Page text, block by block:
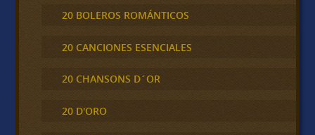
20 BOLEROS ROMÁNTICOS
20 CANCIONES ESENCIALES
20 CHANSONS D´OR
20 D'ORO